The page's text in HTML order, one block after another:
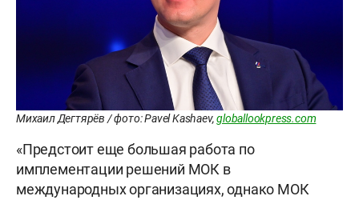
Михаил Дегтярёв / фото: Pavel Kashaev,globallookpress.com
«Предстоит еще большая работа по
имплементации решений МОК в
международных организациях, однако МОК